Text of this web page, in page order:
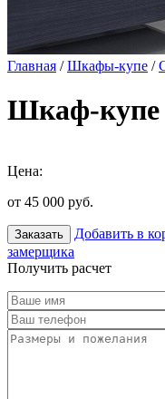
Главная /Шкафы-купе /
Шкаф-купе
Цена:
от 45 000 руб.
Заказать Добавить в
замерщика
Получить расчет